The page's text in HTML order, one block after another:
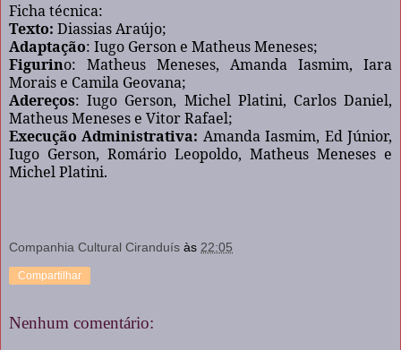
Ficha técnica:
Texto: Diassias Araújo;
Adaptação: Iugo Gerson e Matheus Meneses;
Figurino: Matheus Meneses, Amanda Iasmim, Iara
Morais e Camila Geovana;
Adereços: Iugo Gerson, Michel Platini, Carlos Daniel,
Matheus Meneses e Vitor Rafael;
Execução Administrativa: Amanda Iasmim, Ed Júnior,
Iugo Gerson, Romário Leopoldo, Matheus Meneses e
Michel Platini.
Companhia Cultural Ciranduís às 22:05
Compartilhar
Nenhum comentário: